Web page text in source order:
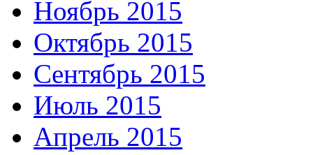
Ноябрь 2015
Октябрь 2015
Сентябрь 2015
Июль 2015
Апрель 2015